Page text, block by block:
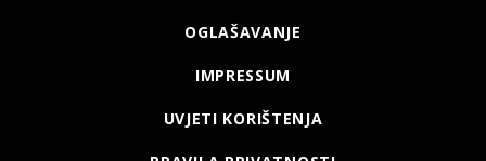
OGLAŠAVANJE
IMPRESSUM
UVJETI KORIŠTENJA